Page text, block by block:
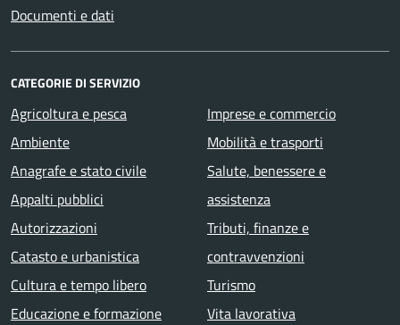
Documenti e dati
CATEGORIE DI SERVIZIO
Agricoltura e pesca
Ambiente
Anagrafe e stato civile
Appalti pubblici
Autorizzazioni
Catasto e urbanistica
Cultura e tempo libero
Educazione e formazione
Imprese e commercio
Mobilità e trasporti
Salute, benessere e
assistenza
Tributi, finanze e
contravvenzioni
Turismo
Vita lavorativa